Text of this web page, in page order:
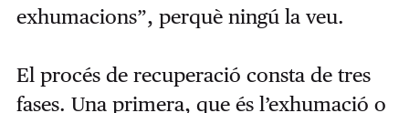
exhumacions”, perquè ningú la veu.
El procés de recuperació consta de tres
fases. Una primera, que és l’exhumació o